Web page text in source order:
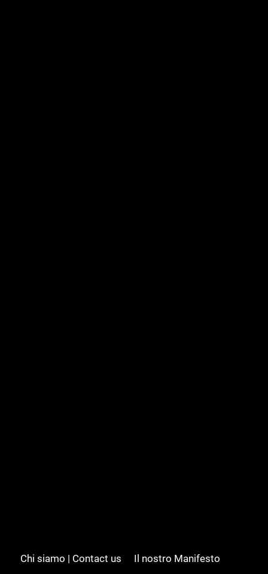
Chi siamo | Contact us Il nostro Manifesto